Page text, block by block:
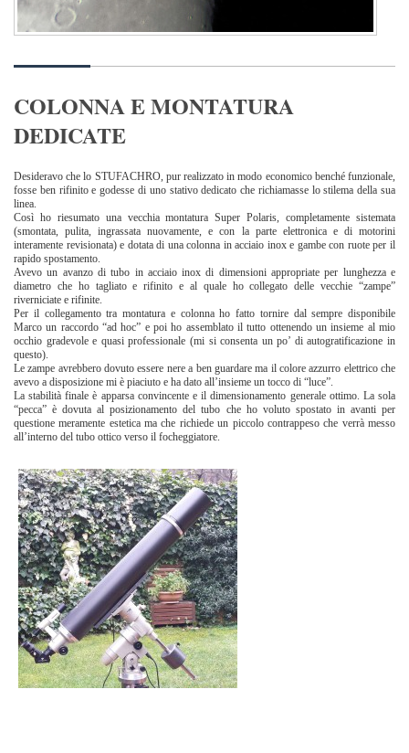
COLONNA E MONTATURA
DEDICATE
Desideravo che lo STUFACHRO, pur realizzato in modo economico benché funzionale,
fosse ben rifinito e godesse di uno stativo dedicato che richiamasse lo stilema della sua
linea.
Così ho riesumato una vecchia montatura Super Polaris, completamente sistemata
(smontata, pulita, ingrassata nuovamente, e con la parte elettronica e di motorini
interamente revisionata) e dotata di una colonna in acciaio inox e gambe con ruote per il
rapido spostamento.
Avevo un avanzo di tubo in acciaio inox di dimensioni appropriate per lunghezza e
diametro che ho tagliato e rifinito e al quale ho collegato delle vecchie “zampe”
riverniciate e rifinite.
Per il collegamento tra montatura e colonna ho fatto tornire dal sempre disponibile
Marco un raccordo “ad hoc” e poi ho assemblato il tutto ottenendo un insieme al mio
occhio gradevole e quasi professionale (mi si consenta un po’ di autogratificazione in
questo).
Le zampe avrebbero dovuto essere nere a ben guardare ma il colore azzurro elettrico che
avevo a disposizione mi è piaciuto e ha dato all’insieme un tocco di “luce”.
La stabilità finale è apparsa convincente e il dimensionamento generale ottimo. La sola
“pecca” è dovuta al posizionamento del tubo che ho voluto spostato in avanti per
questione meramente estetica ma che richiede un piccolo contrappeso che verrà messo
all’interno del tubo ottico verso il focheggiatore.